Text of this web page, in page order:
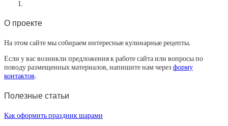
О проекте
На этом сайте мы собираем интересные кулинарные рецепты.
Если у вас возникли предложения к работе сайта или вопросы по
поводу размещенных материалов, напишите нам через форму
контактов.
Полезные статьи
Как оформить праздник шарами